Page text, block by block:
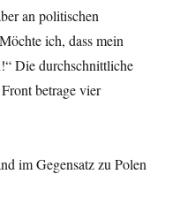
an politischen
ich, dass mein
Die durchschnittliche
betrage vier
im Gegensatz zu Polen